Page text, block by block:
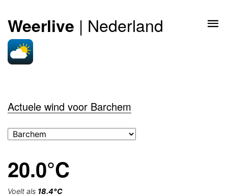
Weerlive | Nederland
Actuele wind voor Barchem
20.0°C
Voelt als 18.4°C